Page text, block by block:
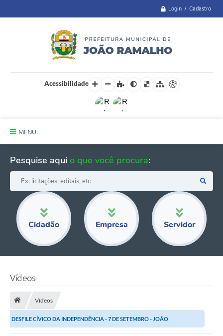
Login / Cadastro
Acessibilidade
MENU
A Cidade
Administração
Telefones Úteis
Educação
Transparência
Pesquise aqui o que você procura:
Cidadão Empresa Servidor
Vídeos
Vídeos
DESFILE CÍVICO DA INDEPENDÊNCIA - 7 DE SETEMBRO - JOÃO